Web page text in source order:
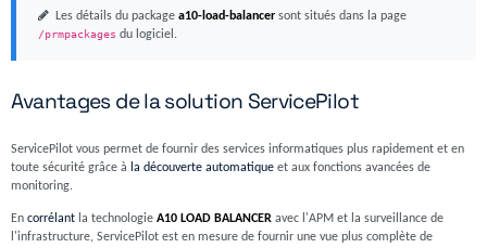
Les détails du package a10-load-balancersont situés dans la page
/prmpackages du logiciel.
Avantages de la solution ServicePilot
ServicePilot vous permet de fournir des services informatiques plus rapidement et en
toute sécurité grâce à la découverte automatiqueet aux fonctions avancées de
monitoring.
En corrélantla technologie A10 LOAD BALANCERavec l'APM et la surveillance de
l'infrastructure, ServicePilot est en mesure de fournir une vue plus complète de